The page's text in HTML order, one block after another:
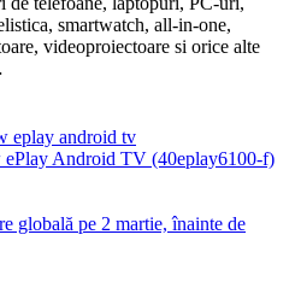
smartwatch, all-in-one,
videoproiectoare si orice alte
Android TV (40eplay6100-f)
globală pe 2 martie, înainte de